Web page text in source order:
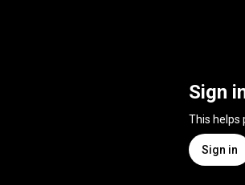
Sign
This helps
Sign in